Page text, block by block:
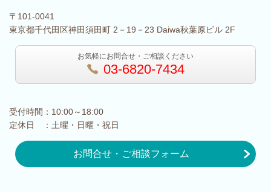
〒101-0041
東京都千代田区神田須田町 2－19－23 Daiwa秋葉原ビル 2F
お気軽にお問合せ・ご相談ください
03-6820-7434
受付時間：10:00～18:00
定休日 ：土曜・日曜・祝日
お問合せ・ご相談フォーム